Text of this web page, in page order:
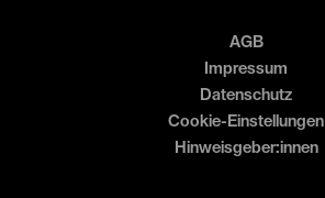
AGB
Impressum
Datenschutz
Cookie-Einstellungen
Hinweisgeber:innen